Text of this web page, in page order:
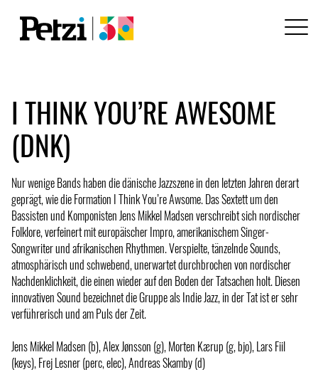
I THINK YOU’RE AWESOME
(DNK)
Nur wenige Bands haben die dänische Jazzszene in den letzten Jahren derart
geprägt, wie die Formation I Think You’re Awsome. Das Sextett um den
Bassisten und Komponisten Jens Mikkel Madsen verschreibt sich nordischer
Folklore, verfeinert mit europäischer Impro, amerikanischem Singer-
Songwriter und afrikanischen Rhythmen. Verspielte, tänzelnde Sounds,
atmosphärisch und schwebend, unerwartet durchbrochen von nordischer
Nachdenklichkeit, die einen wieder auf den Boden der Tatsachen holt. Diesen
innovativen Sound bezeichnet die Gruppe als Indie Jazz, in der Tat ist er sehr
verführerisch und am Puls der Zeit.
Jens Mikkel Madsen (b), Alex Jønsson (g), Morten Kærup (g, bjo), Lars Fiil
(keys), Frej Lesner (perc, elec), Andreas Skamby (d)